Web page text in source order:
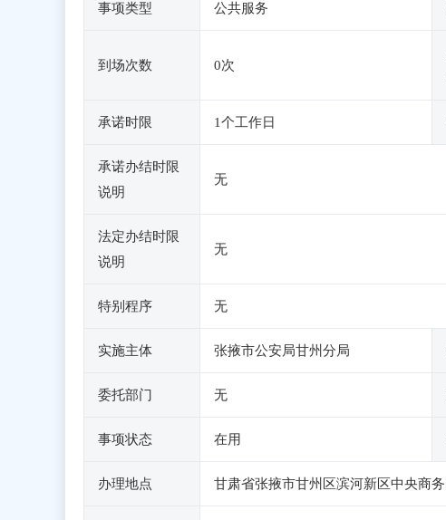
事项类型 公共服务
到场次数 0次
承诺时限 1个工作日
承诺办结时限
说明
无
法定办结时限
说明
无
特别程序 无
实施主体 张掖市公安局甘州分局
委托部门 无
事项状态 在用
办理地点 甘肃省张掖市甘州区滨河新区中央商